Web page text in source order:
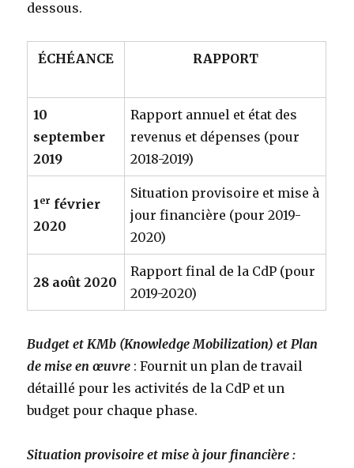
dessous.
ÉCHÉANCE RAPPORT
10
september
2019
Rapport annuel et état des
revenus et dépenses (pour
2018-2019)
1er février
2020
Situation provisoire et mise à
jour financière (pour 2019-
2020)
28 août 2020
Rapport final de la CdP (pour
2019-2020)
Budget et KMb (Knowledge Mobilization) et Plan
de mise en œuvre : Fournit un plan de travail
détaillé pour les activités de la CdP et un
budget pour chaque phase.
Situation provisoire et mise à jour financière :